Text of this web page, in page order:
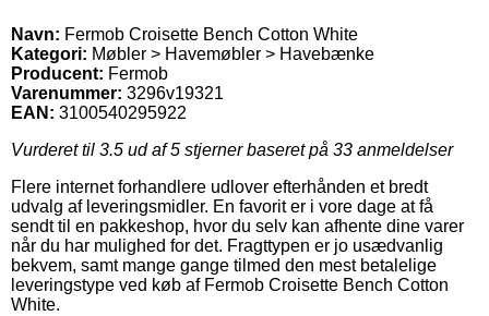
Navn: Fermob Croisette Bench Cotton White
Kategori: Møbler > Havemøbler > Havebænke
Producent: Fermob
Varenummer: 3296v19321
EAN: 3100540295922
Vurderet til 3.5 ud af 5 stjerner baseret på 33 anmeldelser
Flere internet forhandlere udlover efterhånden et bredt
udvalg af leveringsmidler. En favorit er i vore dage at få
sendt til en pakkeshop, hvor du selv kan afhente dine varer
når du har mulighed for det. Fragttypen er jo usædvanlig
bekvem, samt mange gange tilmed den mest betalelige
leveringstype ved køb af Fermob Croisette Bench Cotton
White.